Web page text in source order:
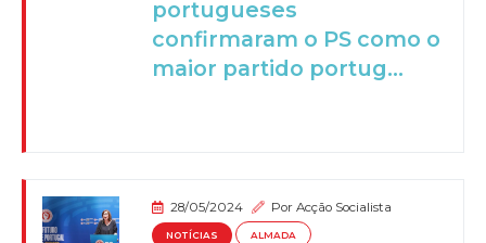
portugueses
confirmaram o PS como o
maior partido portug...
28/05/2024 PorAcção Socialista
NOTÍCIAS ALMADA